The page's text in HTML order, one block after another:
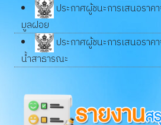
ประกาศผู้ชนะการเสนอราค
มูลฝอย
ประกาศผู้ชนะการเสนอราค
น้ำสาธารณะ